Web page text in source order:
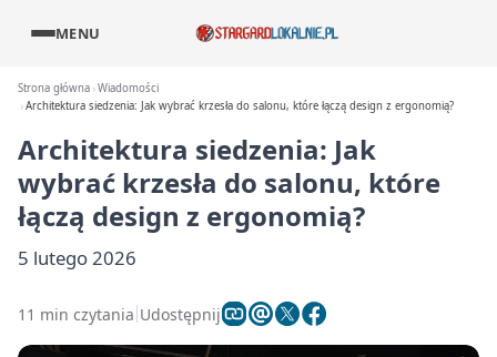
MENU
Strona główna Wiadomości
Architektura siedzenia: Jak wybrać krzesła do salonu, które łączą design z ergonomią?
Architektura siedzenia: Jak
wybrać krzesła do salonu, które
łączą design z ergonomią?
5 lutego 2026
11 min czytania Udostępnij